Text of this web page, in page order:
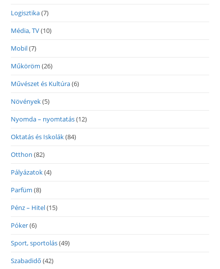
Logisztika(7)
Média, TV(10)
Mobil(7)
Műköröm (26)
Művészet és Kultúra(6)
Növények(5)
Nyomda – nyomtatás(12)
Oktatás és Iskolák(84)
Otthon (82)
Pályázatok(4)
Parfüm (8)
Pénz – Hitel(15)
Póker(6)
Sport, sportolás(49)
Szabadidő (42)